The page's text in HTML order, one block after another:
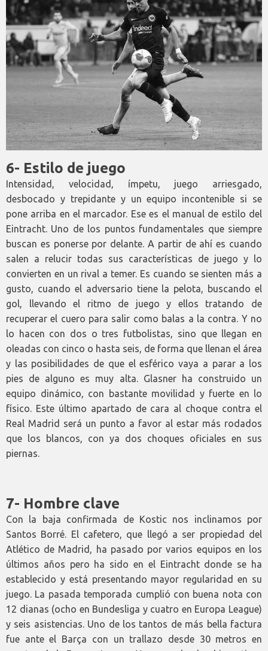
6- Estilo de juego
Intensidad, velocidad, ímpetu, juego arriesgado,
desbocado y trepidante y un equipo incontenible si se
pone arriba en el marcador. Ese es el manual de estilo del
Eintracht. Uno de los puntos fundamentales que siempre
buscan es ponerse por delante. A partir de ahí es cuando
salen a relucir todas sus características de juego y lo
convierten en un rival a temer. Es cuando se sienten más a
gusto, cuando el adversario tiene la pelota, buscando el
gol, llevando el ritmo de juego y ellos tratando de
recuperar el cuero para salir como balas a la contra. Y no
lo hacen con dos o tres futbolistas, sino que llegan en
oleadas con cinco o hasta seis, de forma que llenan el área
y las posibilidades de que el esférico vaya a parar a los
pies de alguno es muy alta. Glasner ha construido un
equipo dinámico, con bastante movilidad y fuerte en lo
físico. Este último apartado de cara al choque contra el
Real Madrid será un punto a favor al estar más rodados
que los blancos, con ya dos choques oficiales en sus
piernas.
7- Hombre clave
Con la baja confirmada de Kostic nos inclinamos por
Santos Borré. El cafetero, que llegó a ser propiedad del
Atlético de Madrid, ha pasado por varios equipos en los
últimos años pero ha sido en el Eintracht donde se ha
establecido y está presentando mayor regularidad en su
juego. La pasada temporada cumplió con buena nota con
12 dianas (ocho en Bundesliga y cuatro en Europa League)
y seis asistencias. Uno de los tantos de más bella factura
fue ante el Barça con un trallazo desde 30 metros en